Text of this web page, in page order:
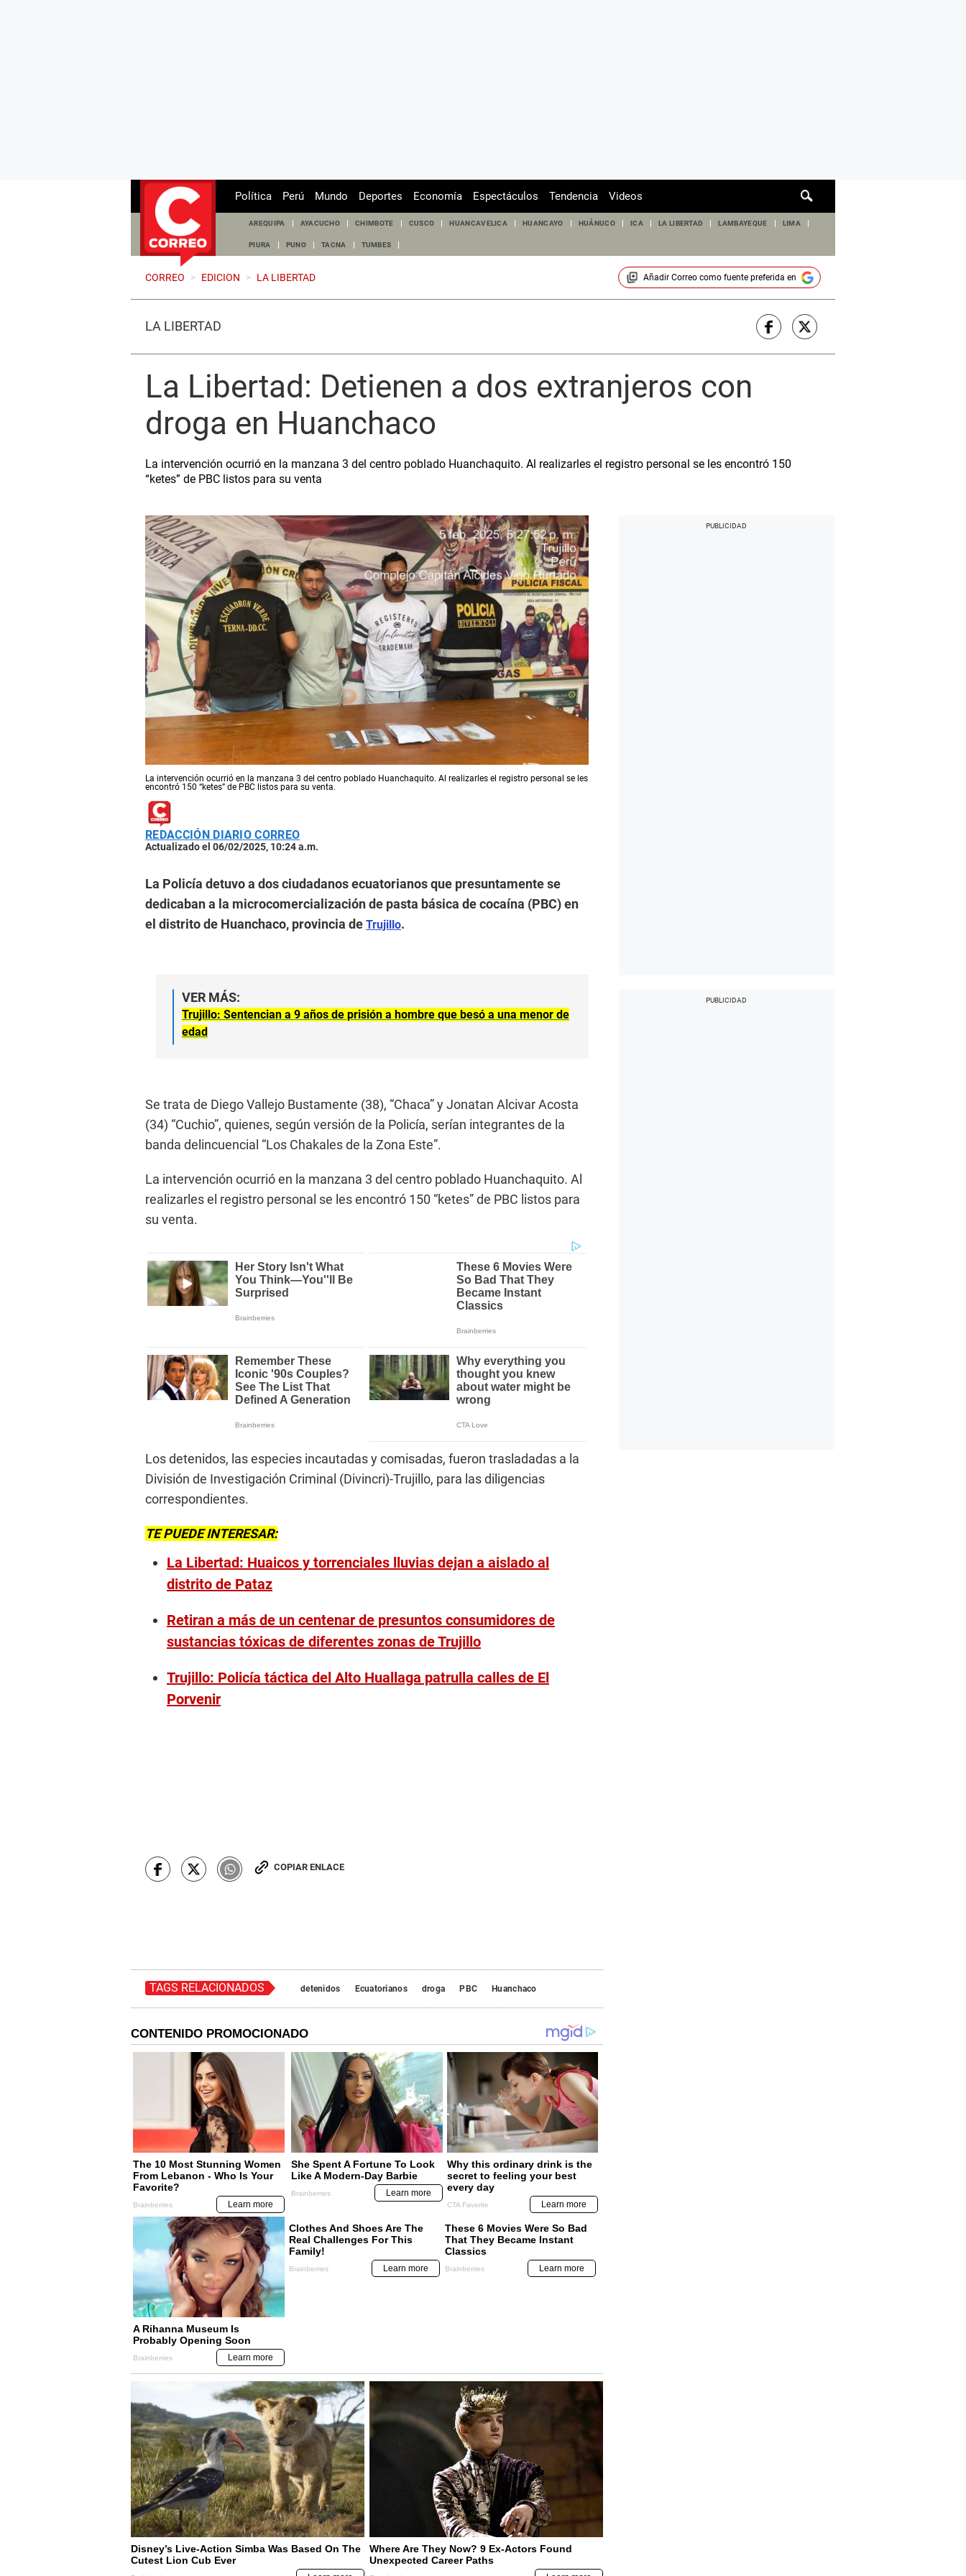
de
Política Perú Mundo Deportes Economía Espectáculos Tendencia Videos
AREQUIPA AYACUCHO CHIMBOTE CUSCO HUANCAVELICA HUANCAYO HUÁNUCO ICA LA LIBERTAD LAMBAYEQUE LIMA
PIURA PUNO TACNA TUMBES
CORREO > EDICION > LA LIBERTAD Añadir Correocomo fuente preferida en
LA LIBERTAD
La Libertad: Detienen a dos extranjeros con
droga en Huanchaco
La intervención ocurrió en la manzana 3 del centro poblado Huanchaquito. Al realizarles el registro personal se les encontró 150
“ketes” de PBC listos para su venta
La intervención ocurrió en la manzana 3 del centro poblado Huanchaquito. Al realizarles el registro personal se les
encontró 150 “ketes” de PBC listos para su venta.
REDACCIÓN DIARIO CORREO
Actualizado el 06/02/2025, 10:24 a.m.
La Policía detuvo a dos ciudadanos ecuatorianos que presuntamente se
dedicaban a la microcomercialización de pasta básica de cocaína (PBC) en
el distrito de Huanchaco, provincia de Trujillo.
VER MÁS:
Trujillo: Sentencian a 9 años de prisión a hombre que besó a una menor de
edad
Se trata de Diego Vallejo Bustamente (38), “Chaca” y Jonatan Alcivar Acosta
(34) “Cuchio”, quienes, según versión de la Policía, serían integrantes de la
banda delincuencial “Los Chakales de la Zona Este”.
La intervención ocurrió en la manzana 3 del centro poblado Huanchaquito. Al
realizarles el registro personal se les encontró 150 “ketes” de PBC listos para
su venta.
Los detenidos, las especies incautadas y comisadas, fueron trasladadas a la
División de Investigación Criminal (Divincri)-Trujillo, para las diligencias
correspondientes.
TE PUEDE INTERESAR:
La Libertad: Huaicos y torrenciales lluvias dejan a aislado al
distrito de Pataz
Retiran a más de un centenar de presuntos consumidores de
sustancias tóxicas de diferentes zonas de Trujillo
Trujillo: Policía táctica del Alto Huallaga patrulla calles de El
Porvenir
COPIAR ENLACE
TAGS RELACIONADOS detenidos Ecuatorianos droga PBC Huanchaco